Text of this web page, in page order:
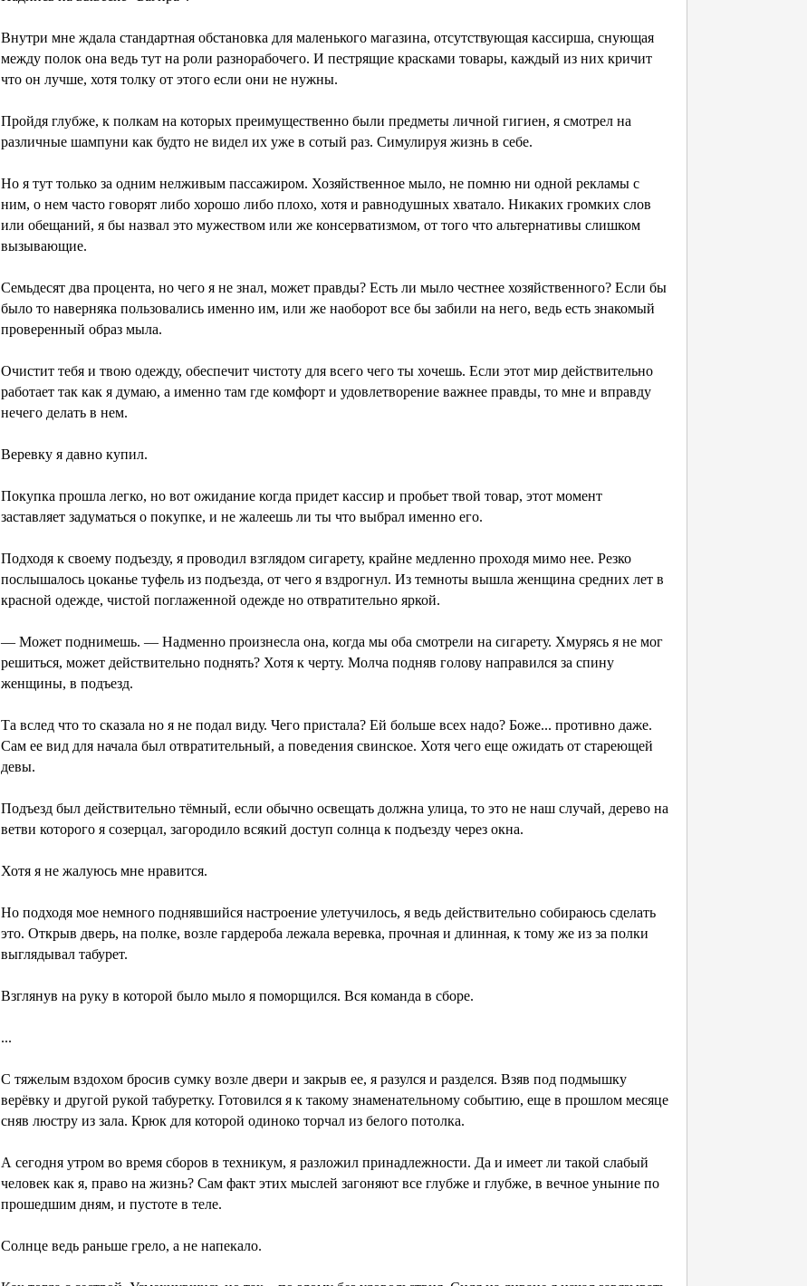
Внутри мне ждала стандартная обстановка для маленького магазина, отсутствующая кассирша, снующая
между полок она ведь тут на роли разнорабочего. И пестрящие красками товары, каждый из них кричит
что он лучше, хотя толку от этого если они не нужны.
Пройдя глубже, к полкам на которых преимущественно были предметы личной гигиен, я смотрел на
различные шампуни как будто не видел их уже в сотый раз. Симулируя жизнь в себе.
Но я тут только за одним нелживым пассажиром. Хозяйственное мыло, не помню ни одной рекламы с
ним, о нем часто говорят либо хорошо либо плохо, хотя и равнодушных хватало. Никаких громких слов
или обещаний, я бы назвал это мужеством или же консерватизмом, от того что альтернативы слишком
вызывающие.
Семьдесят два процента, но чего я не знал, может правды? Есть ли мыло честнее хозяйственного? Если бы
было то наверняка пользовались именно им, или же наоборот все бы забили на него, ведь есть знакомый
проверенный образ мыла.
Очистит тебя и твою одежду, обеспечит чистоту для всего чего ты хочешь. Если этот мир действительно
работает так как я думаю, а именно там где комфорт и удовлетворение важнее правды, то мне и вправду
нечего делать в нем.
Веревку я давно купил.
Покупка прошла легко, но вот ожидание когда придет кассир и пробьет твой товар, этот момент
заставляет задуматься о покупке, и не жалеешь ли ты что выбрал именно его.
Подходя к своему подъезду, я проводил взглядом сигарету, крайне медленно проходя мимо нее. Резко
послышалось цоканье туфель из подъезда, от чего я вздрогнул. Из темноты вышла женщина средних лет в
красной одежде, чистой поглаженной одежде но отвратительно яркой.
— Может поднимешь. — Надменно произнесла она, когда мы оба смотрели на сигарету. Хмурясь я не мог
решиться, может действительно поднять? Хотя к черту. Молча подняв голову направился за спину
женщины, в подъезд.
Та вслед что то сказала но я не подал виду. Чего пристала? Ей больше всех надо? Боже... противно даже.
Сам ее вид для начала был отвратительный, а поведения свинское. Хотя чего еще ожидать от стареющей
девы.
Подъезд был действительно тёмный, если обычно освещать должна улица, то это не наш случай, дерево на
ветви которого я созерцал, загородило всякий доступ солнца к подъезду через окна.
Хотя я не жалуюсь мне нравится.
Но подходя мое немного поднявшийся настроение улетучилось, я ведь действительно собираюсь сделать
это. Открыв дверь, на полке, возле гардероба лежала веревка, прочная и длинная, к тому же из за полки
выглядывал табурет.
Взглянув на руку в которой было мыло я поморщился. Вся команда в сборе.
...
С тяжелым вздохом бросив сумку возле двери и закрыв ее, я разулся и разделся. Взяв под подмышку
верёвку и другой рукой табуретку. Готовился я к такому знаменательному событию, еще в прошлом месяце
сняв люстру из зала. Крюк для которой одиноко торчал из белого потолка.
А сегодня утром во время сборов в техникум, я разложил принадлежности. Да и имеет ли такой слабый
человек как я, право на жизнь? Сам факт этих мыслей загоняют все глубже и глубже, в вечное уныние по
прошедшим дням, и пустоте в теле.
Солнце ведь раньше грело, а не напекало.